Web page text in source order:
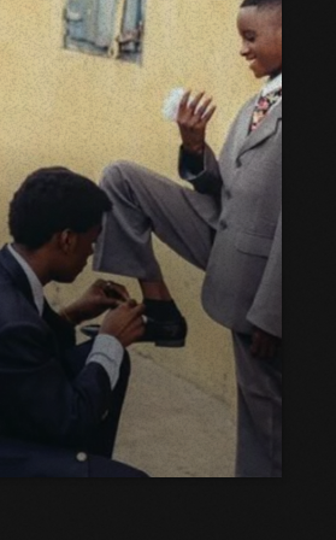
de plusieurs territoires,
tout l’été, Arles